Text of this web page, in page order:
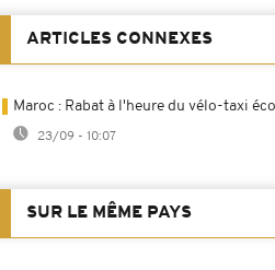
ARTICLES CONNEXES
Maroc : Rabat à l'heure du vélo-taxi
23/09 - 10:07
SUR LE MÊME PAYS